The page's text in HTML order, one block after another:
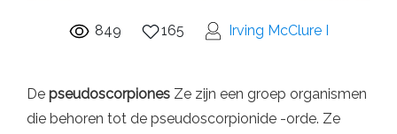
849 165 Irving McClure I
De pseudoscorpiones Ze zijn een groep organismen
die behoren tot de pseudoscorpionide -orde. Ze